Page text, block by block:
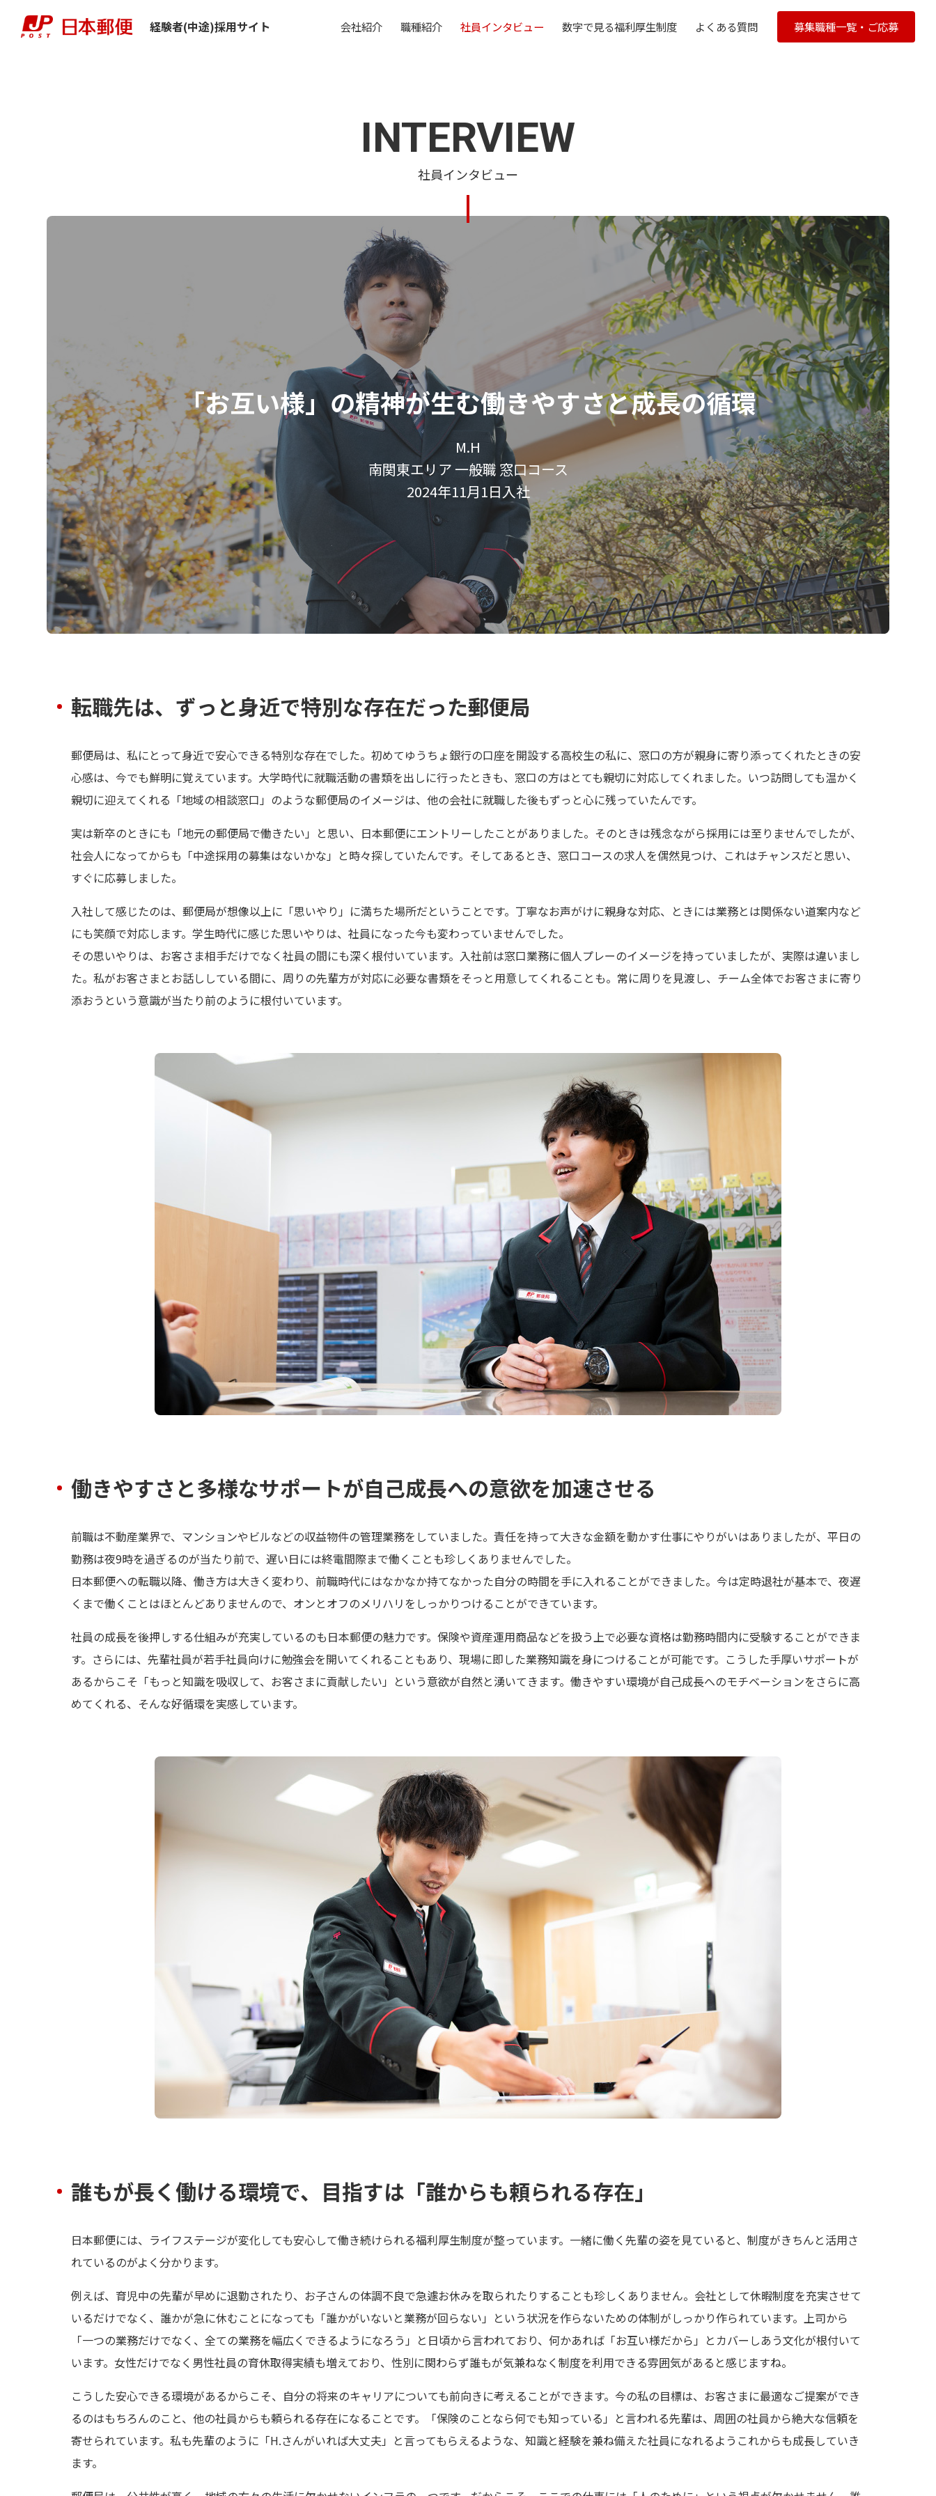
経験者(中途)採用サイト 会社紹介 職種紹介 社員インタビュー 数字で見る福利厚生制度 よくある質問 募集職種一覧・ご応募
INTERVIEW
社員インタビュー
「お互い様」の精神が生む働きやすさと成長の循環
M.H
南関東エリア 一般職 窓口コース
2024年11月1日入社
転職先は、ずっと身近で特別な存在だった郵便局
郵便局は、私にとって身近で安心できる特別な存在でした。初めてゆうちょ銀行の口座を開設する高校生の私に、窓口の方が親身に寄り添ってくれたときの安
心感は、今でも鮮明に覚えています。大学時代に就職活動の書類を出しに行ったときも、窓口の方はとても親切に対応してくれました。いつ訪問しても温かく
親切に迎えてくれる「地域の相談窓口」のような郵便局のイメージは、他の会社に就職した後もずっと心に残っていたんです。
実は新卒のときにも「地元の郵便局で働きたい」と思い、日本郵便にエントリーしたことがありました。そのときは残念ながら採用には至りませんでしたが、
社会人になってからも「中途採用の募集はないかな」と時々探していたんです。そしてあるとき、窓口コースの求人を偶然見つけ、これはチャンスだと思い、
すぐに応募しました。
入社して感じたのは、郵便局が想像以上に「思いやり」に満ちた場所だということです。丁寧なお声がけに親身な対応、ときには業務とは関係ない道案内など
にも笑顔で対応します。学生時代に感じた思いやりは、社員になった今も変わっていませんでした。
その思いやりは、お客さま相手だけでなく社員の間にも深く根付いています。入社前は窓口業務に個人プレーのイメージを持っていましたが、実際は違いまし
た。私がお客さまとお話ししている間に、周りの先輩方が対応に必要な書類をそっと用意してくれることも。常に周りを見渡し、チーム全体でお客さまに寄り
添おうという意識が当たり前のように根付いています。
働きやすさと多様なサポートが自己成長への意欲を加速させる
前職は不動産業界で、マンションやビルなどの収益物件の管理業務をしていました。責任を持って大きな金額を動かす仕事にやりがいはありましたが、平日の
勤務は夜9時を過ぎるのが当たり前で、遅い日には終電間際まで働くことも珍しくありませんでした。
日本郵便への転職以降、働き方は大きく変わり、前職時代にはなかなか持てなかった自分の時間を手に入れることができました。今は定時退社が基本で、夜遅
くまで働くことはほとんどありませんので、オンとオフのメリハリをしっかりつけることができています。
社員の成長を後押しする仕組みが充実しているのも日本郵便の魅力です。保険や資産運用商品などを扱う上で必要な資格は勤務時間内に受験することができま
す。さらには、先輩社員が若手社員向けに勉強会を開いてくれることもあり、現場に即した業務知識を身につけることが可能です。こうした手厚いサポートが
あるからこそ「もっと知識を吸収して、お客さまに貢献したい」という意欲が自然と湧いてきます。働きやすい環境が自己成長へのモチベーションをさらに高
めてくれる、そんな好循環を実感しています。
誰もが長く働ける環境で、目指すは「誰からも頼られる存在」
日本郵便には、ライフステージが変化しても安心して働き続けられる福利厚生制度が整っています。一緒に働く先輩の姿を見ていると、制度がきちんと活用さ
れているのがよく分かります。
例えば、育児中の先輩が早めに退勤されたり、お子さんの体調不良で急遽お休みを取られたりすることも珍しくありません。会社として休暇制度を充実させて
いるだけでなく、誰かが急に休むことになっても「誰かがいないと業務が回らない」という状況を作らないための体制がしっかり作られています。上司から
「一つの業務だけでなく、全ての業務を幅広くできるようになろう」と日頃から言われており、何かあれば「お互い様だから」とカバーしあう文化が根付いて
います。女性だけでなく男性社員の育休取得実績も増えており、性別に関わらず誰もが気兼ねなく制度を利用できる雰囲気があると感じますね。
こうした安心できる環境があるからこそ、自分の将来のキャリアについても前向きに考えることができます。今の私の目標は、お客さまに最適なご提案ができ
るのはもちろんのこと、他の社員からも頼られる存在になることです。「保険のことなら何でも知っている」と言われる先輩は、周囲の社員から絶大な信頼を
寄せられています。私も先輩のように「H.さんがいれば大丈夫」と言ってもらえるような、知識と経験を兼ね備えた社員になれるようこれからも成長していき
ます。